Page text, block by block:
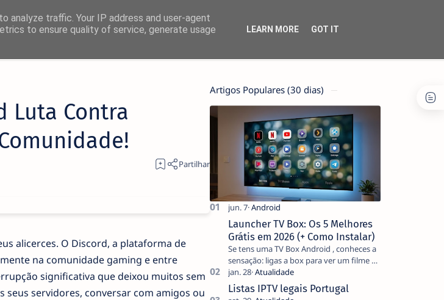
Luta Contra
alicerces. O Discord, a plataforma de
na comunidade gaming e entre
significativa que deixou muitos sem
seus servidores, conversar com amigos ou
Artigos Populares (30 dias)
Launcher TV Box: Os 5 Melhores
Grátis em 2026 (+ Como Instalar)
Se tens uma TV Box Android , conheces a
sensação: ligas a box para ver um filme e
o ecrã inicial está coberto de sugestões
que não pediste, ban…
Listas IPTV legais Portugal
analyze traffic. Your IP address and user-agent
to ensure quality of service, generate usage
LEARN MORE GOT IT